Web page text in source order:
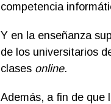
competencia
Y en la enseñanza
de los universitarios
clases online.
Además, a fin de que